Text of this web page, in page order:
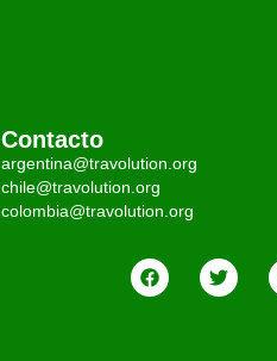
Contacto
argentina@travolution.org
chile@travolution.org
colombia@travolution.org